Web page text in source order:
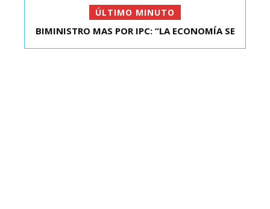
ÚLTIMO MINUTO
KAST SE REUNIÓ CON EL PRESIDENTE ELECTO DE
BIMINISTRO MAS POR IPC: “LA ECONOMÍA SE